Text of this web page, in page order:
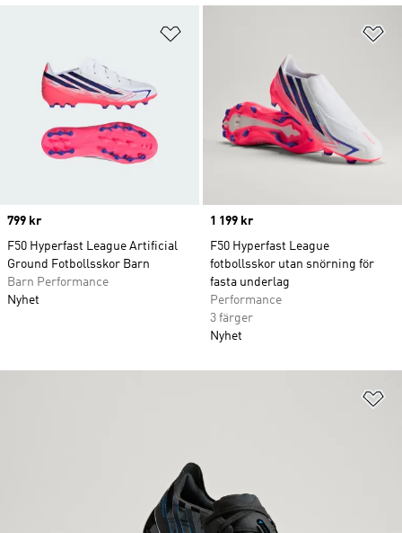
Price
799 kr
F50 Hyperfast League Artificial
Ground Fotbollsskor Barn
Barn Performance
Nyhet
Price
1 199 kr
F50 Hyperfast League
fotbollsskor utan snörning för
fasta underlag
Performance
3 färger
Nyhet